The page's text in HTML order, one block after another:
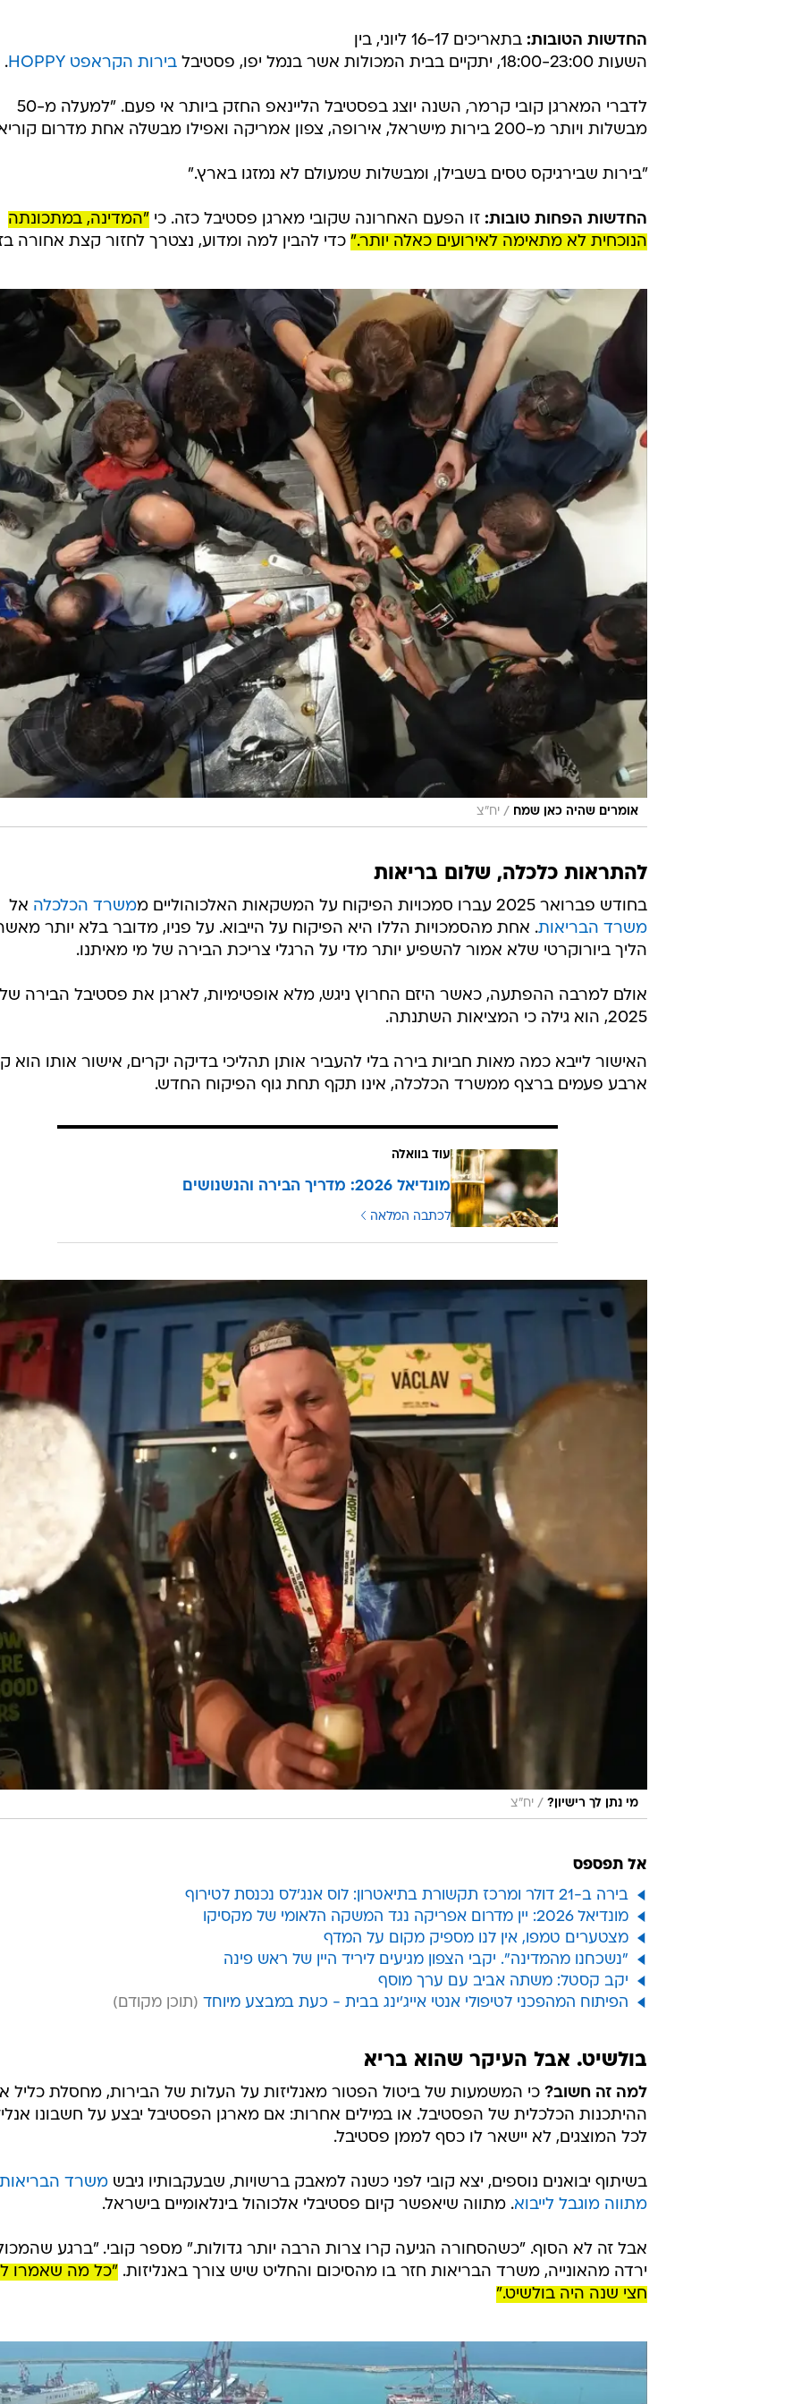
סנהדרינק עונה 2 פרק 5 / מערכת וואלה
החדשות הטובות:
בתאריכים 16-17 ליוני, בין
השעות 18:00-23:00, יתקיים בבית המכולות אשר בנמל יפו, פסטיבל
בירות הקראפט
מבשלות ויותר מ-200 בירות מישראל, אירופה, צפון אמריקה ואפילו מבשלה אחת מדרום קוריאה."
"בירות שבירגיקס טסים בשבילן, ומבשלות שמעולם לא נמזגו בארץ."
החדשות הפחות טובות:זו הפעם האחרונה שקובי מארגן פסטיבל כזה. כי"המדינה, במתכונתה
הנוכחית לא מתאימה לאירועים כאלה יותר."
כדי להבין למה ומדוע, נצטרך לחזור קצת אחורה
אומרים שהיה כאן שמח / יח"צ
להתראות כלכלה, שלום בריאות
אולם למרבה ההפתעה, כאשר היזם החרוץ ניגש, מלא אופטימיות, לארגן את פסטיבל הבירה
ארבע פעמים ברצף ממשרד הכלכלה, אינו תקף תחת גוף הפיקוח החדש.
עוד בוואלה
מונדיאל 2026: מדריך הבירה והנשנושים
לכתבה המלאה
מי נתן לך רישיון? / יח"צ
אל תפספס
בירה ב-21 דולר ומרכז תקשורת בתיאטרון: לוס אנג'לס נכנסת לטירוף
מונדיאל 2026: יין מדרום אפריקה נגד המשקה הלאומי של מקסיקו
מצטערים טמפו, אין לנו מספיק מקום על המדף
יקב קסטל: משתה אביב עם ערך מוסף
הפיתוח המהפכני לטיפולי אנטי אייג'ינג בבית - כעת במבצע מיוחד
בולשיט. אבל העיקר שהוא בריא
למה זה חשוב?כי המשמעות של ביטול הפטור מאנליזות על העלות של הבירות, מחסלת כליל
ההיתכנות הכלכלית של הפסטיבל. או במילים אחרות: אם מארגן הפסטיבל יבצע על חשבונו
בשיתוף יבואנים נוספים, יצא קובי לפני כשנה למאבק ברשויות, שבעקבותיו גיבשמשרד הבריאות
מתווה מוגבל לייבוא. מתווה שיאפשר קיום פסטיבלי אלכוהול בינלאומיים בישראל.